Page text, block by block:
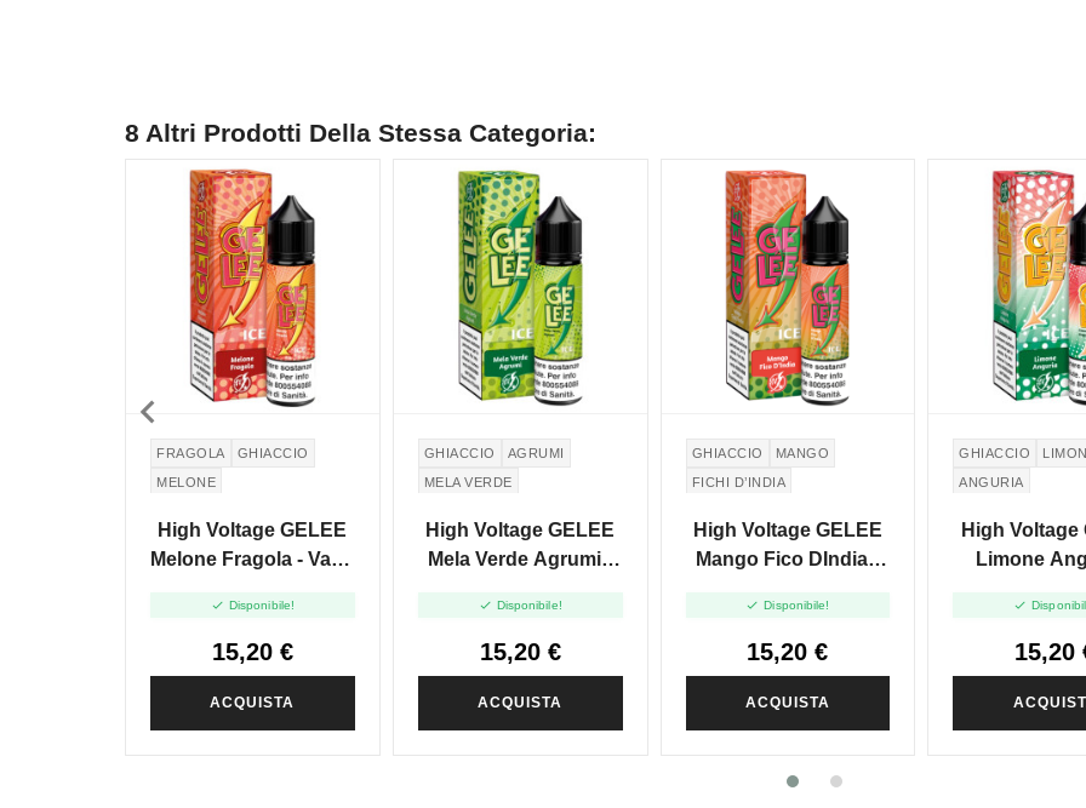
8 Altri Prodotti Della Stessa Categoria:
FRAGOLA
GHIACCIO
MELONE
High Voltage GELEE
Melone Fragola - Vape
 Disponibile!
15,20 €
ACQUISTA
GHIACCIO
AGRUMI
MELA VERDE
High Voltage GELEE
Mela Verde Agrumi -
 Disponibile!
15,20 €
ACQUISTA
GHIACCIO
MANGO
FICHI D’INDIA
High Voltage GELEE
Mango Fico DIndia -
 Disponibile!
15,20 €
ACQUISTA
GHIACCIO
ANGURIA
High Voltage
Limone Anguria -

15,20
